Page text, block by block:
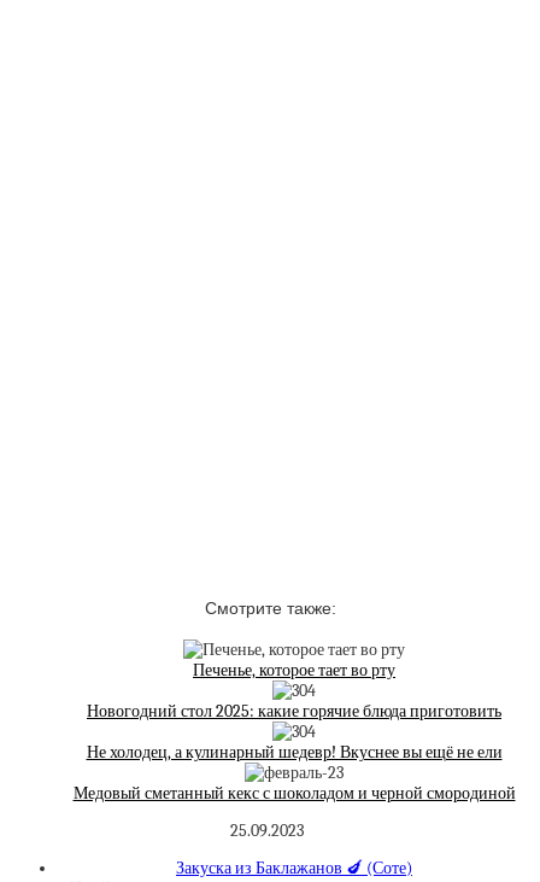
Смотрите также:
Печенье, которое тает во рту
Новогодний стол 2025: какие горячие блюда приготовить
Не холодец, а кулинарный шедевр! Вкуснее вы ещё не ели
Медовый сметанный кекс с шоколадом и черной смородиной
25.09.2023
Закуска из Баклажанов 🍆 (Соте)